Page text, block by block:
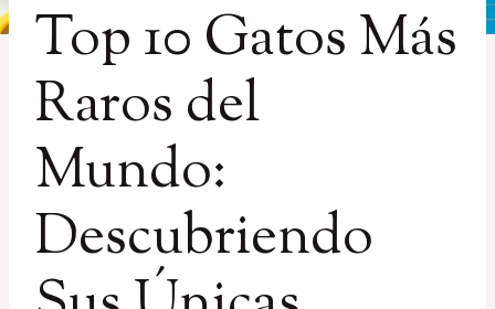
Top 10 Gatos Más
Raros del
Mundo:
Descubriendo